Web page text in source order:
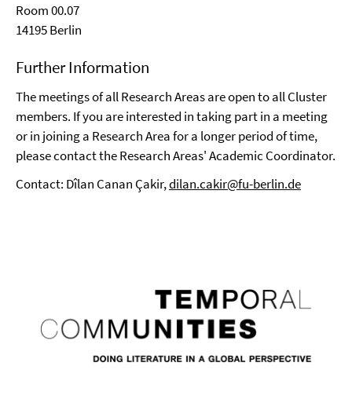
Room 00.07
14195 Berlin
Further Information
The meetings of all Research Areas are open to all Cluster
members. If you are interested in taking part in a meeting
or in joining a Research Area for a longer period of time,
please contact the Research Areas' Academic Coordinator.
Contact: Dîlan Canan Çakir,dilan.cakir@fu-berlin.de